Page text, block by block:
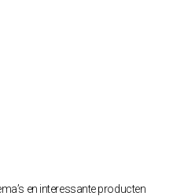
en interessante producten